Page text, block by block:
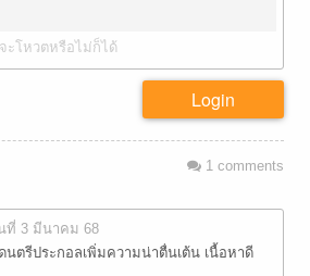
ะโหวตหรือไม่ก็ได้
Login
1comments
ที่ 3 มีนาคม 68
ตรีประกอลเพิ่มความน่าตื่นเต้น เนื้อหาดี